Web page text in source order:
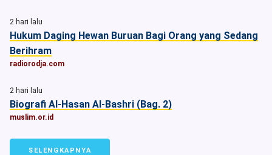
2 hari lalu
Hukum Daging Hewan Buruan Bagi Orang yang Sedang
Berihram
radiorodja.com
2 hari lalu
Biografi Al-Hasan Al-Bashri (Bag. 2)
muslim.or.id
SELENGKAPNYA